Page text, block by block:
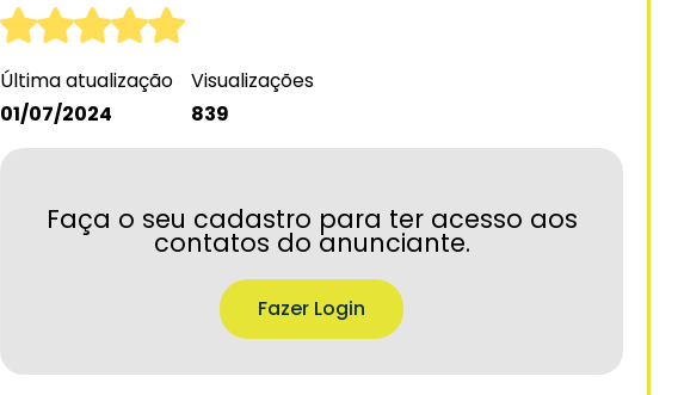
Última atualização
01/07/2024
Visualizações
839
Faça o seu cadastro para ter acesso aos
contatos do anunciante.
Fazer Login